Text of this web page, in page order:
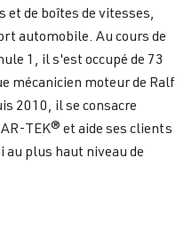
et de boîtes de vitesses,
automobile. Au cours de
1, il s'est occupé de 73
mécanicien moteur de Ralf
2010, il se consacre
TEK® et aide ses clients
au plus haut niveau de